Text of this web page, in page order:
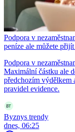
Podpora v
peníze ale můžete
Podpora v
Maximální částku ale
předchozím výdělkem
pravidel evidence.
Byznys trendy
dnes, 06:25